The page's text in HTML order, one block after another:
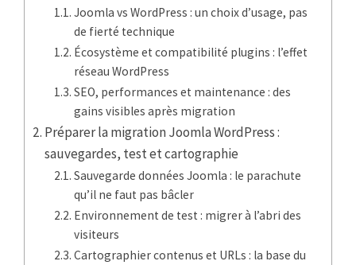
Joomla vs WordPress : un choix d’usage, pas
de fierté technique
Écosystème et compatibilité plugins : l’effet
réseau WordPress
SEO, performances et maintenance : des
gains visibles après migration
Préparer la migration Joomla WordPress :
sauvegardes, test et cartographie
Sauvegarde données Joomla : le parachute
qu’il ne faut pas bâcler
Environnement de test : migrer à l’abri des
visiteurs
Cartographier contenus et URLs : la base du